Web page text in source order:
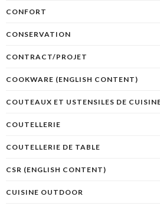
CONFORT
CONSERVATION
CONTRACT/PROJET
COOKWARE (ENGLISH CONTENT)
COUTEAUX ET USTENSILES DE
COUTELLERIE
COUTELLERIE DE TABLE
CSR (ENGLISH CONTENT)
CUISINE OUTDOOR